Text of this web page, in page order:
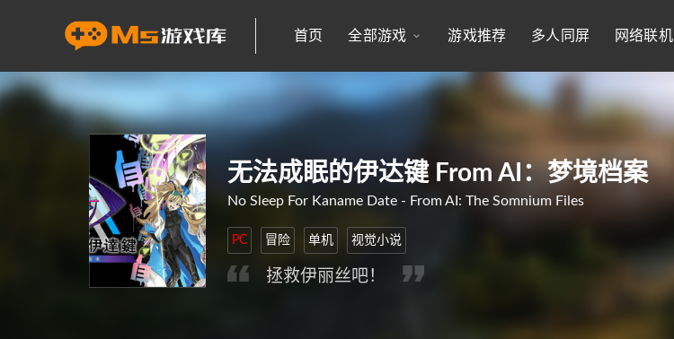
首页 全部游戏 游戏推荐 多人同屏 网络联机
无法成眠的伊达键 From AI：梦境档案
No Sleep For Kaname Date - From AI: The Somnium Files
PC 冒险 单机 视觉小说
拯救伊丽丝吧！